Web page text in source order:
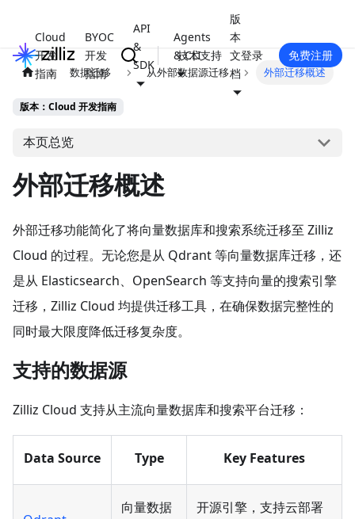
Cloud
开发
指南
BYOC
开发
指南
API
&
SDK
Agents
& CLI
版
本
文
档
技术支持 登录 免费注册
数据迁移 从外部数据源迁移 外部迁移概述
版本：Cloud 开发指南
本页总览
外部迁移概述
外部迁移功能简化了将向量数据库和搜索系统迁移至 Zilliz
Cloud 的过程。无论您是从 Qdrant 等向量数据库迁移，还
是从 Elasticsearch、OpenSearch 等支持向量的搜索引擎
迁移，Zilliz Cloud 均提供迁移工具，在确保数据完整性的
同时最大限度降低迁移复杂度。
支持的数据源
Zilliz Cloud 支持从主流向量数据库和搜索平台迁移：
Data Source Type Key Features
向量数据
开源引擎，支持云部署